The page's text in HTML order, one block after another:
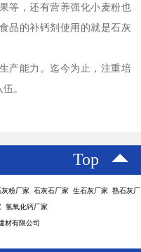
等，还有营养强化小麦粉也
品的补钙剂使用的就是石灰
产能力。迄今为止，注重培
。
Top
粉厂家 石灰石厂家 生石灰厂家 熟石灰厂
氢氧化钙厂家
材有限公司